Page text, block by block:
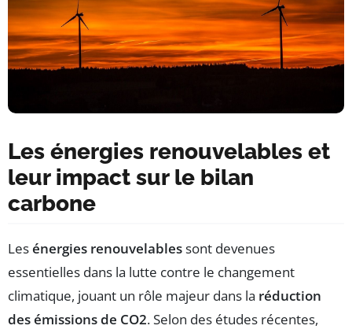
Les énergies renouvelables et
leur impact sur le bilan
carbone
Lesénergies renouvelablessont devenues
essentielles dans la lutte contre le changement
climatique, jouant un rôle majeur dans la réduction
des émissions de CO2. Selon des études récentes,